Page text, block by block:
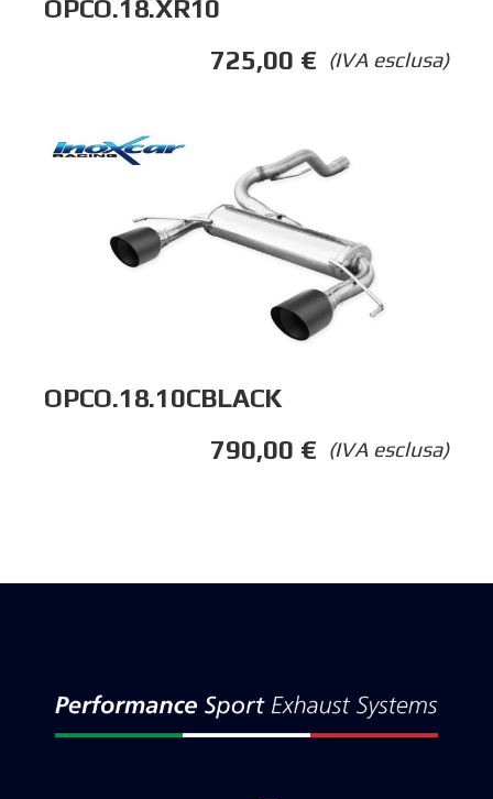
OPCO.18.XR10
(IVA esclusa)
725,00 €
OPCO.18.10CBLACK
(IVA esclusa)
790,00 €